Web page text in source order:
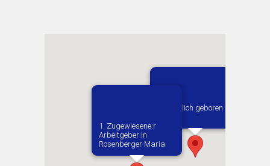
Vermutlich geboren in
1. Zugewiesene:r
Arbeitgeber:in​
Rosenberger Maria